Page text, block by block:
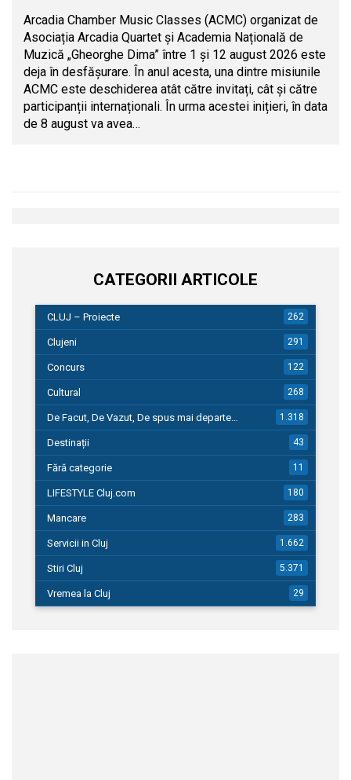
Arcadia Chamber Music Classes (ACMC) organizat de
Asociația Arcadia Quartet și Academia Națională de
Muzică „Gheorghe Dima” între 1 și 12 august 2026 este
deja în desfășurare. În anul acesta, una dintre misiunile
ACMC este deschiderea atât către invitați, cât și către
participanții internaționali. În urma acestei inițieri, în data
de 8 august va avea…
CATEGORII ARTICOLE
CLUJ – Proiecte 262
Clujeni 291
Concurs 122
Cultural 268
De Facut, De Vazut, De spus mai departe… 1.318
Destinații 43
Fără categorie 11
LIFESTYLE Cluj.com 180
Mancare 283
Servicii in Cluj 1.662
Stiri Cluj 5.371
Vremea la Cluj 29